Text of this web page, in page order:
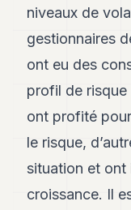
FINANCE
ART
VIVRE
ASSURANCE
POLITIQUE
IMMOBILIER
niveaux de
gestionnaires
ont eu des
profil de risque
ont profité
le risque,
situation et
croissance. Il